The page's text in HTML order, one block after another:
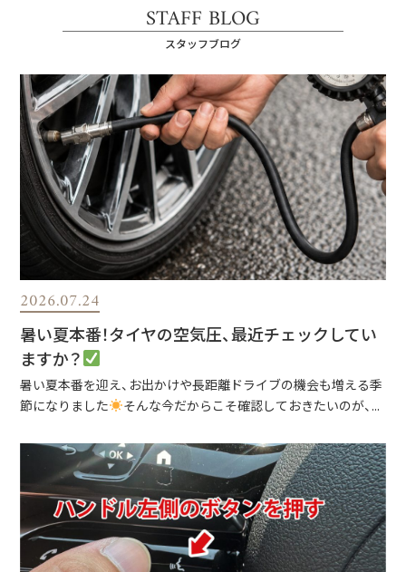
STAFF BLOG
スタッフブログ
2026.07.24
暑い夏本番！タイヤの空気圧、最近チェックしてい
ますか？
暑い夏本番を迎え、お出かけや長距離ドライブの機会も増える季
節になりました
そんな今だからこそ確認しておきたいのが、...